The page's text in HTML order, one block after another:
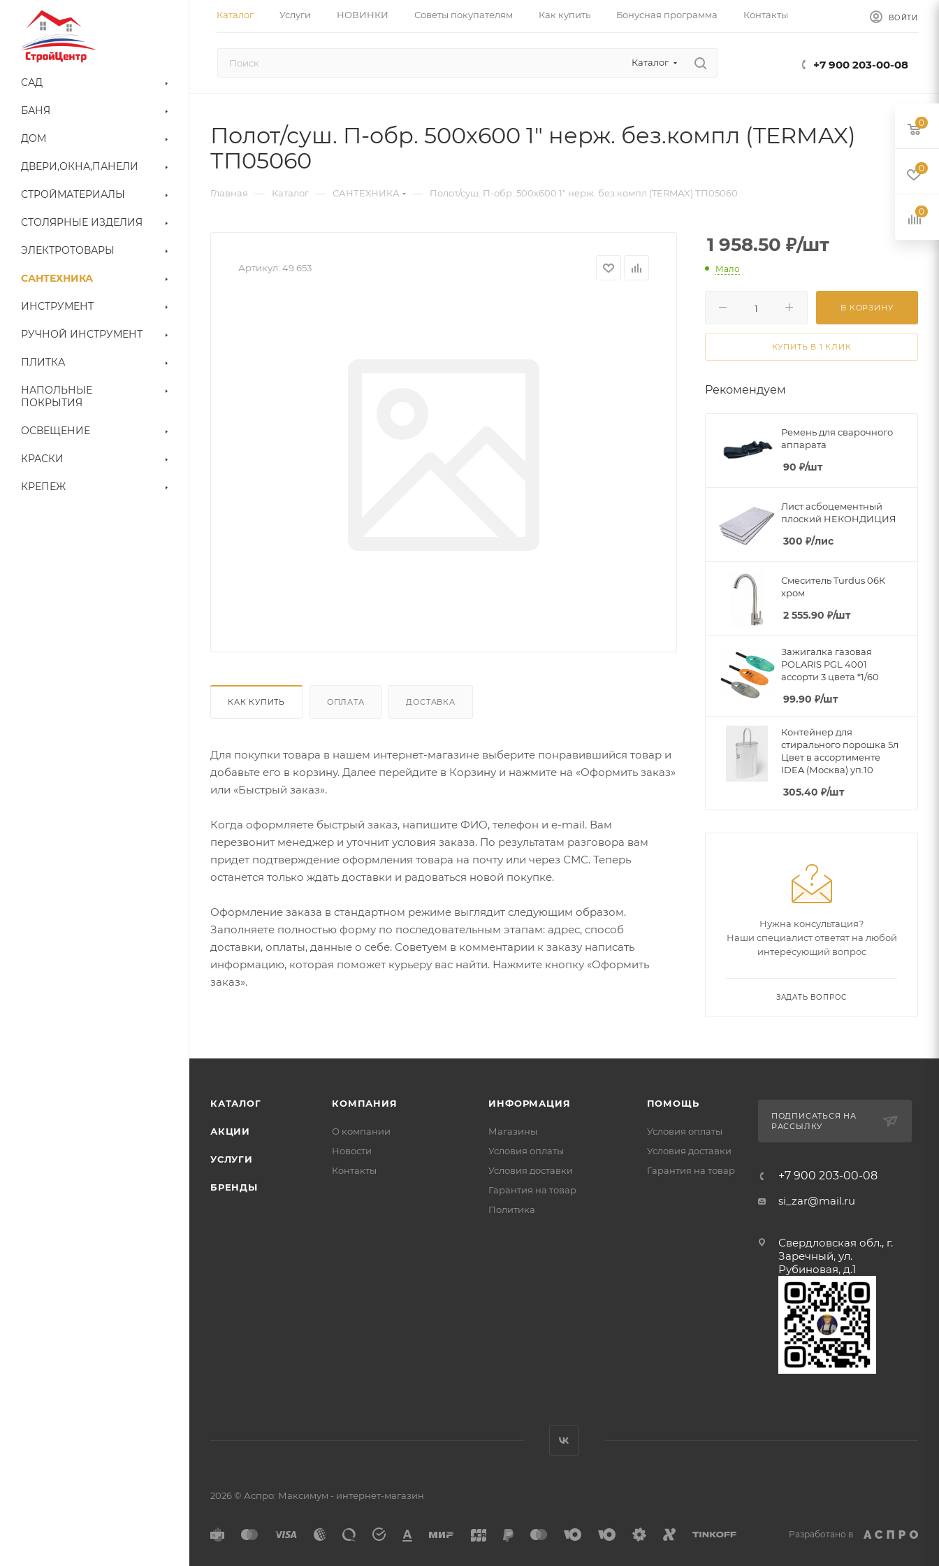
Каталог Услуги НОВИНКИ Советы покупателям Как купить Бонусная программа Контакты ВОЙТИ
Каталог +7 900 203-00-08
САД
БАНЯ
ДОМ
ДВЕРИ,ОКНА,ПАНЕЛИ
СТРОЙМАТЕРИАЛЫ
СТОЛЯРНЫЕ ИЗДЕЛИЯ
ЭЛЕКТРОТОВАРЫ
САНТЕХНИКА
ИНСТРУМЕНТ
РУЧНОЙ ИНСТРУМЕНТ
ПЛИТКА
НАПОЛЬНЫЕ
ПОКРЫТИЯ
ОСВЕЩЕНИЕ
КРАСКИ
КРЕПЕЖ
Полот/суш. П-обр. 500х600 1" нерж. без.компл (TERMAX)
ТП05060
Главная — Каталог — САНТЕХНИКА — Полот/суш. П-обр. 500х600 1" нерж. без.компл (TERMAX) ТП05060
Артикул: 49 653
КАК КУПИТЬ ОПЛАТА ДОСТАВКА
Для покупки товара в нашем интернет-магазине выберите понравившийся товар и
добавьте его в корзину. Далее перейдите в Корзину и нажмите на «Оформить заказ»
или «Быстрый заказ».
Когда оформляете быстрый заказ, напишите ФИО, телефон и e-mail. Вам
перезвонит менеджер и уточнит условия заказа. По результатам разговора вам
придет подтверждение оформления товара на почту или через СМС. Теперь
останется только ждать доставки и радоваться новой покупке.
Оформление заказа в стандартном режиме выглядит следующим образом.
Заполняете полностью форму по последовательным этапам: адрес, способ
доставки, оплаты, данные о себе. Советуем в комментарии к заказу написать
информацию, которая поможет курьеру вас найти. Нажмите кнопку «Оформить
заказ».
1 958.50 ₽/шт
Мало
В КОРЗИНУ
КУПИТЬ В 1 КЛИК
Рекомендуем
Ремень для сварочного
аппарата
90 ₽/шт
Лист асбоцементный
плоский НЕКОНДИЦИЯ
300 ₽/лис
Смеситель Turdus 06К
хром
2 555.90 ₽/шт
Зажигалка газовая
POLARIS PGL 4001
ассорти 3 цвета *1/60
99.90 ₽/шт
Контейнер для
стирального порошка 5л
Цвет в ассортименте
IDEA (Москва) уп.10
305.40 ₽/шт
Нужна консультация?
Наши специалист ответят на любой
интересующий вопрос
ЗАДАТЬ ВОПРОС
КАТАЛОГ
АКЦИИ
УСЛУГИ
БРЕНДЫ
КОМПАНИЯ
О компании
Новости
Контакты
ИНФОРМАЦИЯ
Магазины
Условия оплаты
Условия доставки
Гарантия на товар
Политика
ПОМОЩЬ
Условия оплаты
Условия доставки
Гарантия на товар
ПОДПИСАТЬСЯ НА
РАССЫЛКУ
+7 900 203-00-08
si_zar@mail.ru
Свердловская обл., г.
Заречный, ул.
Рубиновая, д.1
2026 © Аспро: Максимум - интернет-магазин
Разработано в
0
0
0